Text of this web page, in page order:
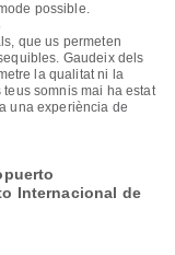
possible.
que us permeten
Gaudeix dels
la qualitat ni la
somnis mai ha estat
una experiència de
Internacional de